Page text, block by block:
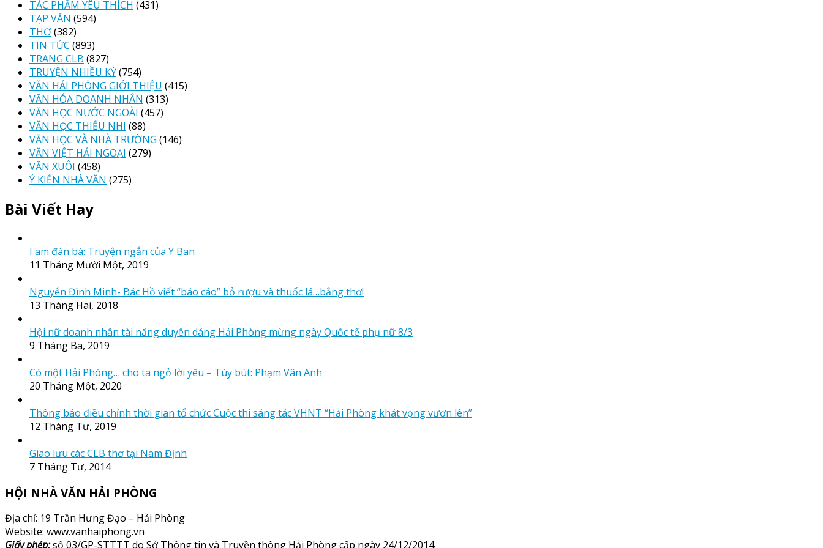
TÁC PHẨM YÊU THÍCH (431)
TẠP VĂN (594)
THƠ(382)
TIN TỨC (893)
TRANG CLB (827)
TRUYỆN NHIỀU KỲ(754)
VĂN HẢI PHÒNG GIỚI THIỆU (415)
VĂN HÓA DOANH NHÂN (313)
VĂN HỌC NƯỚC NGOÀI (457)
VĂN HỌC THIẾU NHI (88)
VĂN HỌC VÀ NHÀ TRƯỜNG (146)
VĂN VIỆT HẢI NGOẠI (279)
VĂN XUÔI (458)
Ý KIẾN NHÀ VĂN (275)
Bài Viết Hay
I am đàn bà: Truyện ngắn của Y Ban
11 Tháng Mười Một, 2019
Nguyễn Đình Minh- Bác Hồ viết “báo cáo” bỏ rượu và thuốc lá…bằng thơ!
13 Tháng Hai, 2018
Hội nữ doanh nhân tài năng duyên dáng Hải Phòng mừng ngày Quốc tế phụ nữ 8/3
9 Tháng Ba, 2019
Có một Hải Phòng… cho ta ngỏ lời yêu – Tùy bút: Phạm Vân Anh
20 Tháng Một, 2020
Thông báo điều chỉnh thời gian tổ chức Cuộc thi sáng tác VHNT “Hải Phòng khát vọng vươn lên”
12 Tháng Tư, 2019
Giao lưu các CLB thơ tại Nam Định
7 Tháng Tư, 2014
HỘI NHÀ VĂN HẢI PHÒNG
Địa chỉ: 19 Trần Hưng Đạo – Hải Phòng
Website: www.vanhaiphong.vn
Giấy phép:số 03/GP-STTTT do Sở Thông tin và Truyền thông Hải Phòng cấp ngày 24/12/2014.